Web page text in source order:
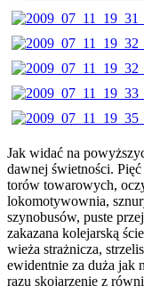
Jak widać na
dawnej świetności.
torów towarowych,
lokomotywownia,
szynobusów, puste
zakazana kolejarską
wieża strażnicza,
ewidentnie za duża jak
razu skojarzenie z